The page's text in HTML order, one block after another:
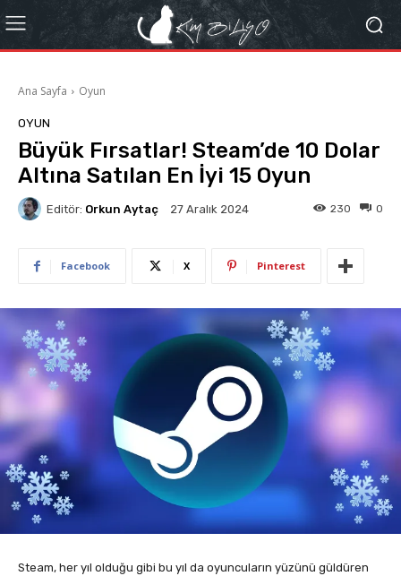
Ana Sayfa Oyun
OYUN
Büyük Fırsatlar! Steam’de 10 Dolar
Altına Satılan En İyi 15 Oyun
Editör: Orkun Aytaç 27 Aralık 2024 0
230
Facebook X Pinterest
Steam, her yıl olduğu gibi bu yıl da oyuncuların yüzünü güldüren